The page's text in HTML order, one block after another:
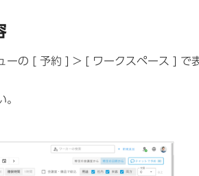
の [ 予約 ] > [ ワークスペース ] で
。